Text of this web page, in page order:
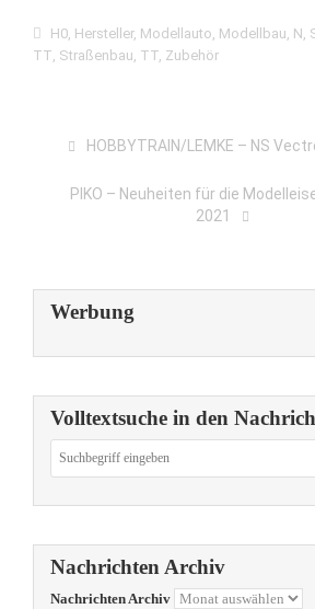
H0, Hersteller, Modellauto, Modellbau, N,
TT, Straßenbau, TT, Zubehör
HOBBYTRAIN/LEMKE – NS
PIKO – Neuheiten für die
2021
Werbung
Volltextsuche in den
Nachrichten Archiv
Nachrichten Archiv